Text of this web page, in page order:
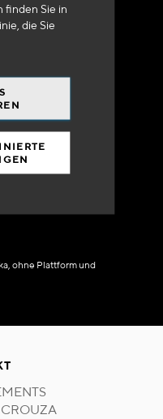
finden Sie in
die Sie
ohne Plattform und